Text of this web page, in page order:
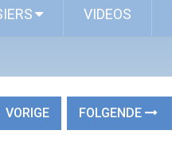
VIDEOS
VORIGE FOLGENDE